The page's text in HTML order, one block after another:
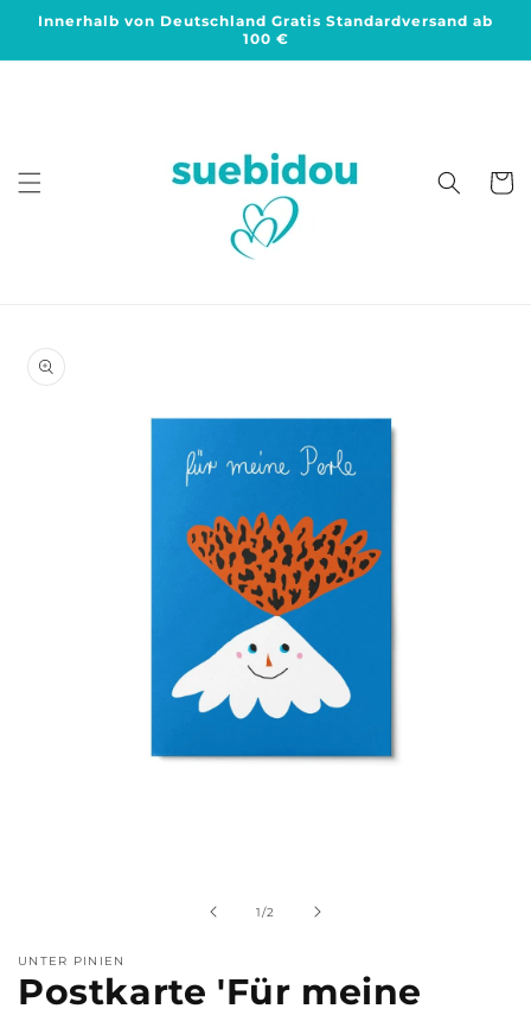
zum
Innerhalb von Deutschland Gratis Standardversand ab
100 €
1/von
2
UNTER PINIEN
Postkarte 'Für meine